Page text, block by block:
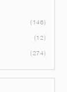
146
12
274